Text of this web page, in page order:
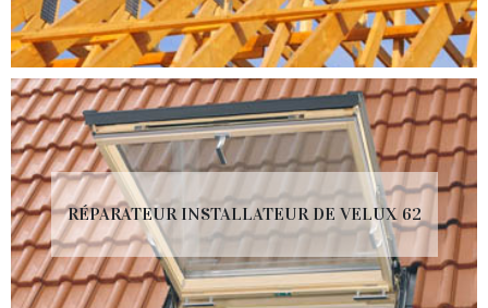
RÉPARATEUR INSTALLATEUR DE VELUX 62